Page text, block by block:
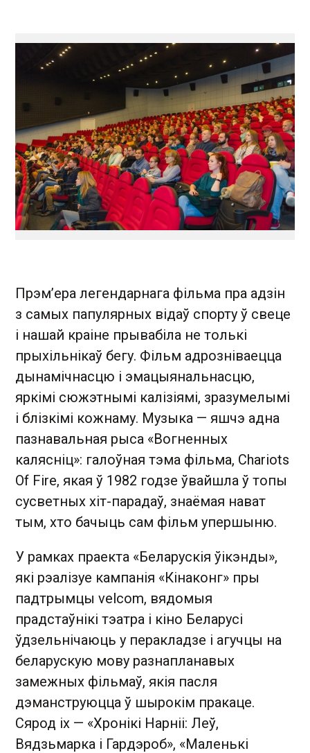
Прэм’ера легендарнага фільма пра адзін
з самых папулярных відаў спорту ў свеце
і нашай краіне прывабіла не толькі
прыхільнікаў бегу. Фільм адрозніваецца
дынамічнасцю і эмацыянальнасцю,
яркімі сюжэтнымі калізіямі, зразумелымі
і блізкімі кожнаму. Музыка — яшчэ адна
пазнавальная рыса «Вогненных
калясніц»: галоўная тэма фільма, Chariots
Of Fire, якая ў 1982 годзе ўвайшла ў топы
сусветных хіт-парадаў, знаёмая нават
тым, хто бачыць сам фільм упершыню.
У рамках праекта «Беларускія ўікэнды»,
які рэалізуе кампанія «Кінаконг» пры
падтрымцы velcom, вядомыя
прадстаўнікі тэатра і кіно Беларусі
ўдзельнічаюць у перакладзе і агучцы на
беларускую мову разнапланавых
замежных фільмаў, якія пасля
дэманструюцца ў шырокім пракаце.
Сярод іх — «Хронікі Нарніі: Леў,
Вядзьмарка і Гардэроб», «Маленькі